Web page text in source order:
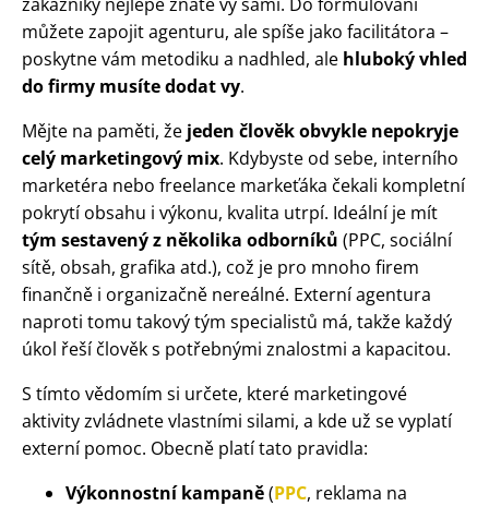
můžete zapojit agenturu, ale spíše jako facilitátora –
poskytne vám metodiku a nadhled, ale hluboký vhled
do firmy musíte dodat vy.
Mějte na paměti, že jeden člověk obvykle nepokryje
celý marketingový mix. Kdybyste od sebe, interního
marketéra nebo freelance markeťáka čekali kompletní
pokrytí obsahu i výkonu, kvalita utrpí. Ideální je mít
tým sestavený z několika odborníků (PPC, sociální
sítě, obsah, grafika atd.), což je pro mnoho firem
finančně i organizačně nereálné. Externí agentura
naproti tomu takový tým specialistů má, takže každý
úkol řeší člověk s potřebnými znalostmi a kapacitou.
S tímto vědomím si určete, které marketingové
aktivity zvládnete vlastními silami, a kde už se vyplatí
externí pomoc. Obecně platí tato pravidla:
Výkonnostní kampaně(PPC, reklama na